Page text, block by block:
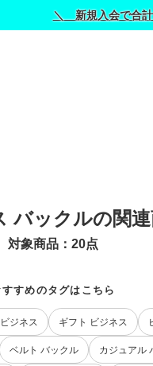
＼ 新規入会で合
バックルの関
対象商品： 20点
すすめのタグはこちら
ジネス ギフト ビジネス
ベルト バックル カジュアル